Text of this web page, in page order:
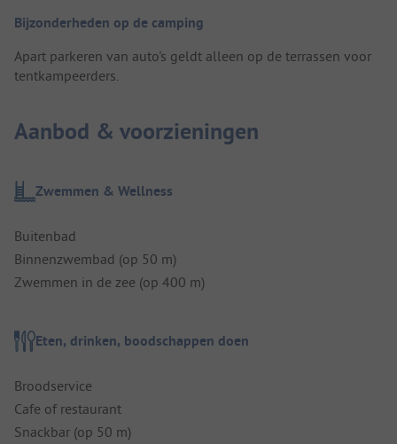
Bijzonderheden op de camping
Apart parkeren van auto's geldt alleen op de terrassen voor
tentkampeerders.
Aanbod & voorzieningen
Zwemmen & Wellness
Buitenbad
Binnenzwembad (op 50 m)
Zwemmen in de zee (op 400 m)
Eten, drinken, boodschappen doen
Broodservice
Cafe of restaurant
Snackbar (op 50 m)